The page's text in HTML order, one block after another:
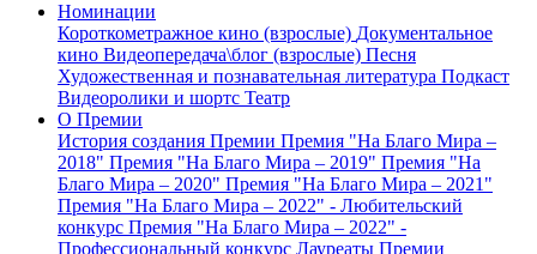
Номинации
Короткометражное кино (взрослые) Документальное
кино Видеопередача\блог (взрослые) Песня
Художественная и познавательная литература Подкаст
Видеоролики и шортс Театр
О Премии
История создания Премии Премия "На Благо Мира –
2018" Премия "На Благо Мира – 2019" Премия "На
Благо Мира – 2020" Премия "На Благо Мира – 2021"
Премия "На Благо Мира – 2022" - Любительский
конкурс Премия "На Благо Мира – 2022" -
Профессиональный конкурс Лауреаты Премии